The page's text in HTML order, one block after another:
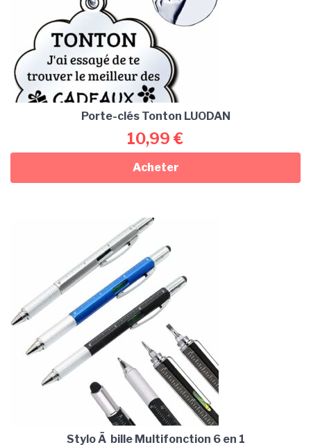
Porte-clés Tonton LUODAN
10,99 €
Acheter
Stylo Ã bille Multifonction 6 en 1